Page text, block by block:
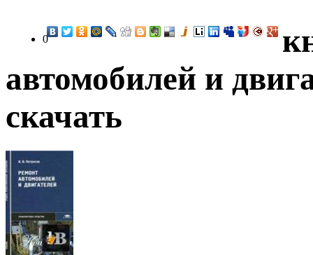
0
автомобилей и
скачать